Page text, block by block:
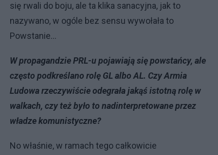
się rwali do boju, ale ta klika sanacyjna, jak to
nazywano, w ogóle bez sensu wywołała to
Powstanie...
W propagandzie PRL-u pojawiają się powstańcy, ale
często podkreślano rolę GL albo AL. Czy Armia
Ludowa rzeczywiście odegrała jakąś istotną rolę w
walkach, czy też było to nadinterpretowane przez
władze komunistyczne?
No właśnie, w ramach tego całkowicie